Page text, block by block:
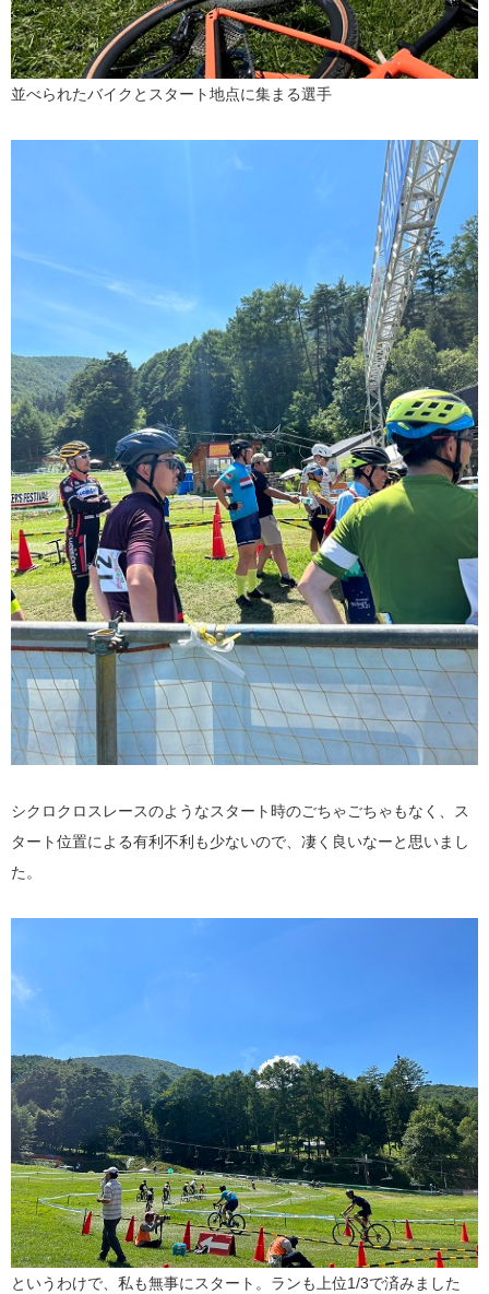
並べられたバイクとスタート地点に集まる選手
シクロクロスレースのようなスタート時のごちゃごちゃもなく、ス
タート位置による有利不利も少ないので、凄く良いなーと思いまし
た。
というわけで、私も無事にスタート。ランも上位1/3で済みました